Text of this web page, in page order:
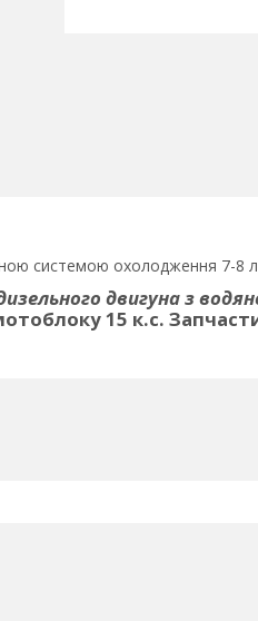
системою охолодження 7-8
двигуна з
15 к.с.